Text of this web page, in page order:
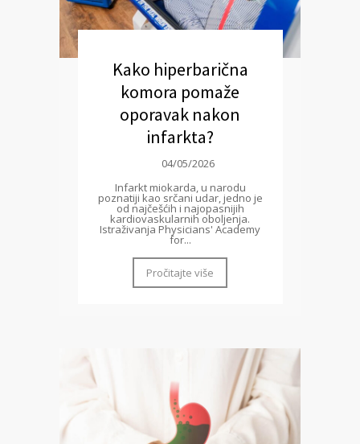
Kako hiperbarična
komora pomaže
oporavak nakon
infarkta?
04/05/2026
Infarkt miokarda, u narodu
poznatiji kao srčani udar, jedno je
od najčešćih i najopasnijih
kardiovaskularnih oboljenja.
Istraživanja Physicians' Academy
for...
Pročitajte više